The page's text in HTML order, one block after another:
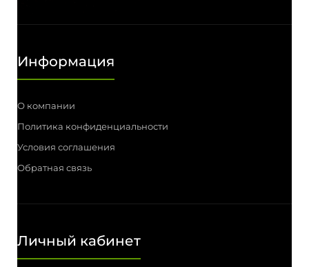
Информация
О компании
Политика конфиденциальности
Условия соглашения
Обратная связь
Личный кабинет